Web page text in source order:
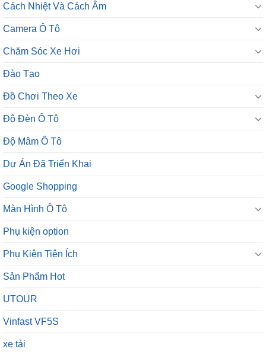
Cách Nhiệt Và Cách Âm
Camera Ô Tô
Chăm Sóc Xe Hơi
Đào Tạo
Đồ Chơi Theo Xe
Độ Đèn Ô Tô
Độ Mâm Ô Tô
Dự Án Đã Triển Khai
Google Shopping
Màn Hình Ô Tô
Phụ kiện option
Phụ Kiện Tiện Ích
Sản Phẩm Hot
UTOUR
Vinfast VF5S
xe tải